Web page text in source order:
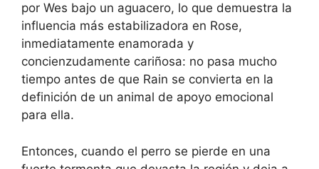
por Wes bajo un aguacero, lo que demuestra la
influencia más estabilizadora en Rose,
inmediatamente enamorada y
concienzudamente cariñosa: no pasa mucho
tiempo antes de que Rain se convierta en la
definición de un animal de apoyo emocional
para ella.
Entonces, cuando el perro se pierde en una